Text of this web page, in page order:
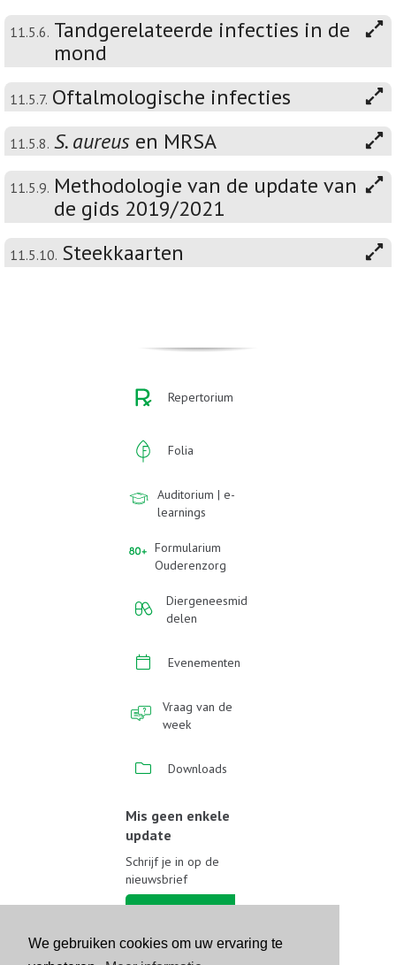
We gebruiken cookies om uw ervaring te
11.5.6. Tandgerelateerde infecties in de
mond
11.5.7. Oftalmologische infecties
11.5.8. S. aureus en MRSA
11.5.9. Methodologie van de update van
de gids 2019/2021
11.5.10. Steekkaarten
Repertorium
Folia
Auditorium | e-
learnings
Formularium
Ouderenzorg
Diergeneesmid
delen
Evenementen
Vraag van de
week
Downloads
Mis geen enkele
update
Schrijf je in op de
nieuwsbrief